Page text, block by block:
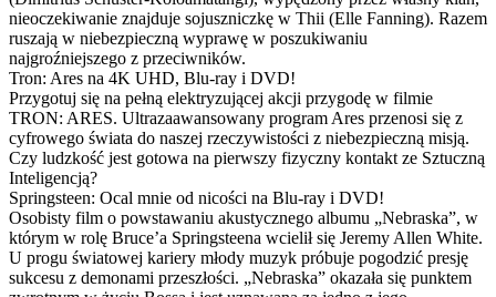
nieoczekiwanie znajduje sojuszniczkę w Thii (Elle Fanning). Razem
ruszają w niebezpieczną wyprawę w poszukiwaniu
najgroźniejszego z przeciwników.
Tron: Ares na 4K UHD, Blu-ray i DVD!
Przygotuj się na pełną elektryzującej akcji przygodę w filmie
TRON: ARES. Ultrazaawansowany program Ares przenosi się z
cyfrowego świata do naszej rzeczywistości z niebezpieczną misją.
Czy ludzkość jest gotowa na pierwszy fizyczny kontakt ze Sztuczną
Inteligencją?
Springsteen: Ocal mnie od nicości na Blu-ray i DVD!
Osobisty film o powstawaniu akustycznego albumu „Nebraska”, w
którym w rolę Bruce’a Springsteena wcielił się Jeremy Allen White.
U progu światowej kariery młody muzyk próbuje pogodzić presję
sukcesu z demonami przeszłości. „Nebraska” okazała się punktem